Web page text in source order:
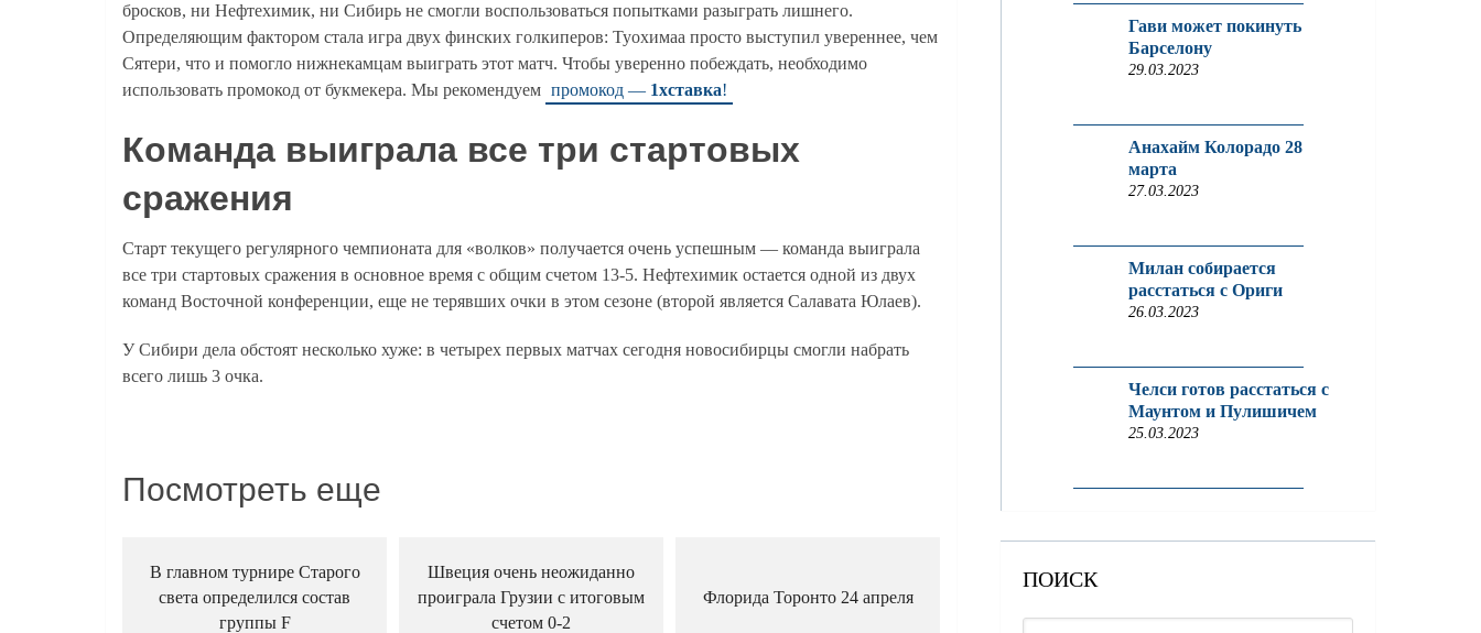
бросков, ни Нефтехимик, ни Сибирь не смогли воспользоваться попытками разыграть лишнего.
Определяющим фактором стала игра двух финских голкиперов: Туохимаа просто выступил увереннее, чем
Сятери, что и помогло нижнекамцам выиграть этот матч. Чтобы уверенно побеждать, необходимо
использовать промокод от букмекера. Мы рекомендуем промокод — 1хставка!
Команда выиграла все три стартовых
сражения
Старт текущего регулярного чемпионата для «волков» получается очень успешным — команда выиграла
все три стартовых сражения в основное время с общим счетом 13-5. Нефтехимик остается одной из двух
команд Восточной конференции, еще не терявших очки в этом сезоне (второй является Салавата Юлаев).
У Сибири дела обстоят несколько хуже: в четырех первых матчах сегодня новосибирцы смогли набрать
всего лишь 3 очка.
Посмотреть еще
В главном турнире Старого
света определился состав
группы F
Швеция очень неожиданно
проиграла Грузии с итоговым
счетом 0-2
Флорида Торонто 24 апреля
Гави может покинуть
Барселону
29.03.2023
Анахайм Колорадо 28
марта
27.03.2023
Милан собирается
расстаться с Ориги
26.03.2023
Челси готов расстаться с
Маунтом и Пулишичем
25.03.2023
ПОИСК